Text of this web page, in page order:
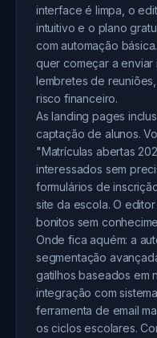
interface é limpa, o
intuitivo e o plano
com automação
quer começar a
lembretes de
risco financeiro.
As landing pages
captação de alunos.
"Matrículas abertas
interessados sem
formulários de
site da escola. O
bonitos sem
Onde fica aquém: a
segmentação
gatilhos baseados em
integração com
ferramenta de email
os ciclos escolares.